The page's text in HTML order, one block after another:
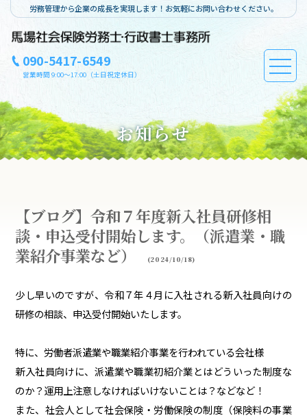
労務管理から企業の成長を実現します！お気軽にお問い合わせください。
090-5417-6549
営業時間 9:00～17:00（土日祝定休日）
お知らせ
【ブログ】令和７年度新入社員研修相
談・申込受付開始します。（派遣業・職
業紹介事業など）
(2024/10/18)
少し早いのですが、令和７年４月に入社される新入社員向けの
研修の相談、申込受付開始いたします。
特に、労働者派遣業や職業紹介事業を行われている会社様
新入社員向けに、派遣業や職業初紹介業とはどういった制度な
のか？運用上注意しなければいけないことは？などなど！
また、社会人として社会保険・労働保険の制度（保険料の事業